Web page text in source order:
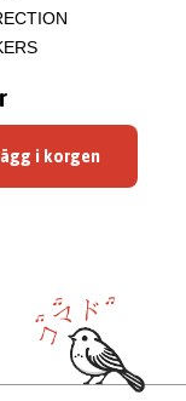
i korgen